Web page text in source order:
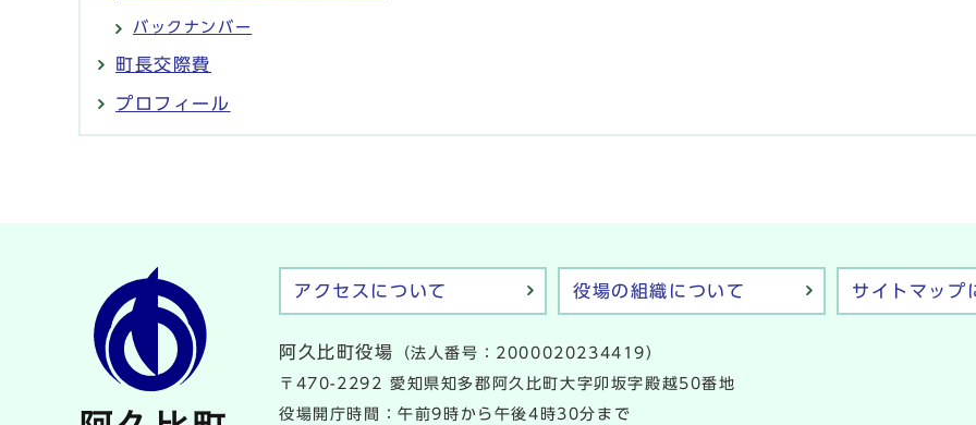
バックナンバー
町長交際費
プロフィール
アクセスについて 役場の組織について サイトマップ
阿久比町役場
（法人番号：2000020234419）
〒470-2292 愛知県知多郡阿久比町大字卯坂字殿越50番地
役場開庁時間：午前9時から午後4時30分まで